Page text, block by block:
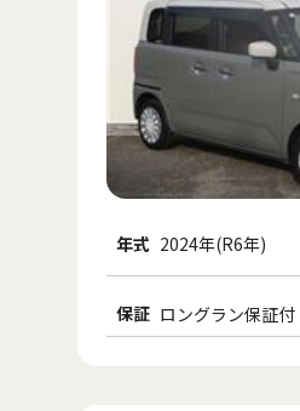
年式 2024年(R6年)
保証 ロングラン保証付